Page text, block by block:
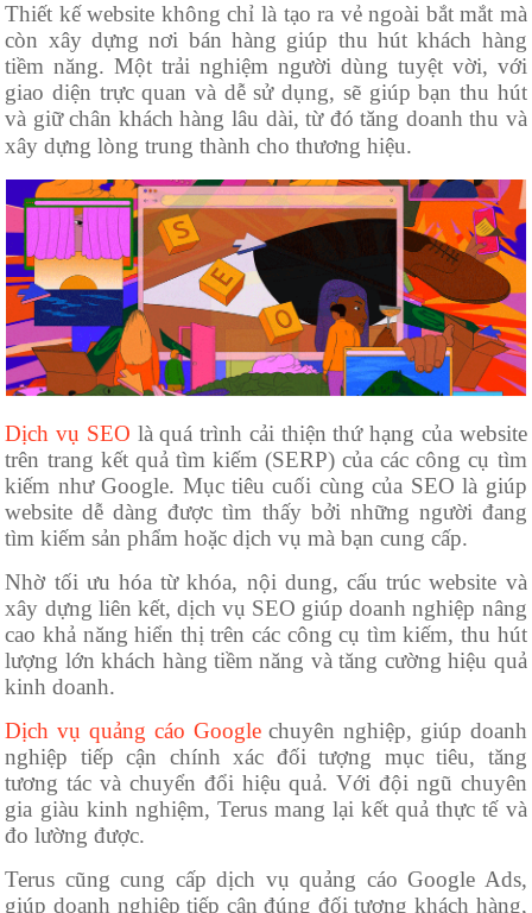
Thiết kế website không chỉ là tạo ra vẻ ngoài bắt mắt mà
còn xây dựng nơi bán hàng giúp thu hút khách hàng
tiềm năng. Một trải nghiệm người dùng tuyệt vời, với
giao diện trực quan và dễ sử dụng, sẽ giúp bạn thu hút
và giữ chân khách hàng lâu dài, từ đó tăng doanh thu và
xây dựng lòng trung thành cho thương hiệu.
Dịch vụ SEO là quá trình cải thiện thứ hạng của website
trên trang kết quả tìm kiếm (SERP) của các công cụ tìm
kiếm như Google. Mục tiêu cuối cùng của SEO là giúp
website dễ dàng được tìm thấy bởi những người đang
tìm kiếm sản phẩm hoặc dịch vụ mà bạn cung cấp.
Nhờ tối ưu hóa từ khóa, nội dung, cấu trúc website và
xây dựng liên kết, dịch vụ SEO giúp doanh nghiệp nâng
cao khả năng hiển thị trên các công cụ tìm kiếm, thu hút
lượng lớn khách hàng tiềm năng và tăng cường hiệu quả
kinh doanh.
Dịch vụ quảng cáo Googlechuyên nghiệp, giúp doanh
nghiệp tiếp cận chính xác đối tượng mục tiêu, tăng
tương tác và chuyển đổi hiệu quả. Với đội ngũ chuyên
gia giàu kinh nghiệm, Terus mang lại kết quả thực tế và
đo lường được.
Terus cũng cung cấp dịch vụ quảng cáo Google Ads,
giúp doanh nghiệp tiếp cận đúng đối tượng khách hàng,